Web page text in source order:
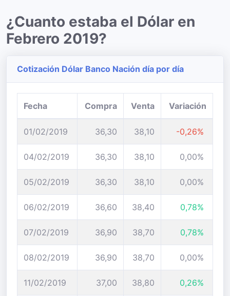
¿Cuanto estaba el Dólar en
Febrero 2019?
Cotización Dólar Banco Nación día por día
Fecha Compra Venta Variación
01/02/2019 36,30 38,10 -0,26%
04/02/2019 36,30 38,10 0,00%
05/02/2019 36,30 38,10 0,00%
06/02/2019 36,60 38,40 0,78%
07/02/2019 36,90 38,70 0,78%
08/02/2019 36,90 38,70 0,00%
11/02/2019 37,00 38,80 0,26%